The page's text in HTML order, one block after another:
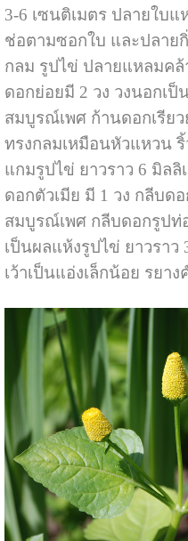
3-6 เซนติเมตร ปลายใบ
ช่อตามซอกใบ และปลาย
กลม รูปไข่ ปลายแหลมคล้
ดอกย่อยมี 2 วง วงนอกเป็
สมบูรณ์เพศ ก้านดอกเรียว
ทรงกลมเหมือนหัวแหวน
แกมรูปไข่ ยาวราว 6 มิลลิ
ดอกตัวเมีย มี 1 วง กลีบด
สมบูรณ์เพศ กลีบดอกรูปท่
เป็นผลแห้งรูปไข่ ยาวรา
เว้าเป็นแอ่งเล็กน้อย รยา